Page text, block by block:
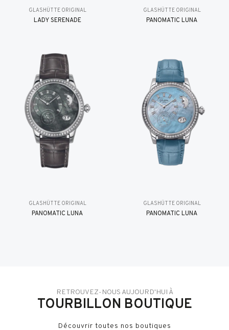
GLASHÜTTE ORIGINAL
LADY SERENADE
GLASHÜTTE ORIGINAL
PANOMATIC LUNA
GLASHÜTTE ORIGINAL
PANOMATIC LUNA
GLASHÜTTE ORIGINAL
PANOMATIC LUNA
RETROUVEZ-NOUS AUJOURD'HUI À
TOURBILLON BOUTIQUE
Découvrir toutes nos boutiques